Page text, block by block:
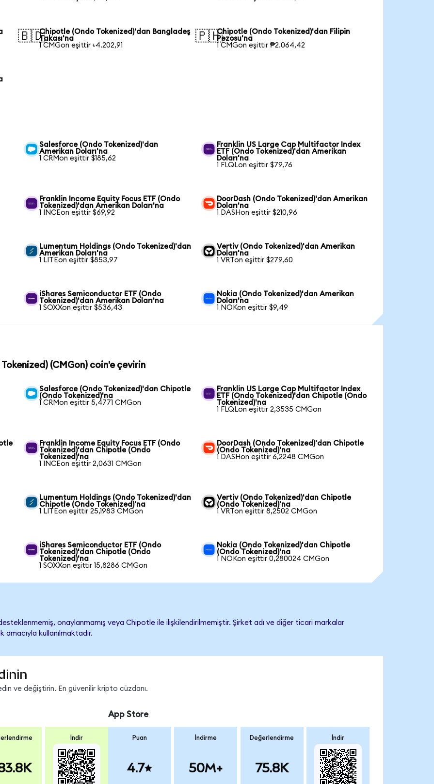
🇧🇩Chipotle (Ondo Tokenized)'dan Bangladeş
Takası'na
1 CMGon eşittir ৳4.202,91
🇵🇭Chipotle (Ondo Tokenized)'dan Filipin
Pezosu'na
1 CMGon eşittir ₱2.064,42
Salesforce (Ondo Tokenized)'dan
Amerikan Doları'na
1 CRMon eşittir $185,62
Franklin US Large Cap Multifactor Index
ETF (Ondo Tokenized)'dan Amerikan
Doları'na
1 FLQLon eşittir $79,76
Franklin Income Equity Focus ETF (Ondo
Tokenized)'dan Amerikan Doları'na
1 INCEon eşittir $69,92
DoorDash (Ondo Tokenized)'dan Amerikan
Doları'na
1 DASHon eşittir $210,96
Lumentum Holdings (Ondo Tokenized)'dan
Amerikan Doları'na
1 LITEon eşittir $853,97
Vertiv (Ondo Tokenized)'dan Amerikan
Doları'na
1 VRTon eşittir $279,60
iShares Semiconductor ETF (Ondo
Tokenized)'dan Amerikan Doları'na
1 SOXXon eşittir $536,43
Nokia (Ondo Tokenized)'dan Amerikan
Doları'na
1 NOKon eşittir $9,49
(CMGon) coin'e çevirin
Salesforce (Ondo Tokenized)'dan Chipotle
(Ondo Tokenized)'na
1 CRMon eşittir 5,4771 CMGon
Franklin US Large Cap Multifactor Index
ETF (Ondo Tokenized)'dan Chipotle (Ondo
Tokenized)'na
1 FLQLon eşittir 2,3535 CMGon
Franklin Income Equity Focus ETF (Ondo
Tokenized)'dan Chipotle (Ondo
Tokenized)'na
1 INCEon eşittir 2,0631 CMGon
DoorDash (Ondo Tokenized)'dan Chipotle
(Ondo Tokenized)'na
1 DASHon eşittir 6,2248 CMGon
Lumentum Holdings (Ondo Tokenized)'dan
Chipotle (Ondo Tokenized)'na
1 LITEon eşittir 25,1983 CMGon
Vertiv (Ondo Tokenized)'dan Chipotle
(Ondo Tokenized)'na
1 VRTon eşittir 8,2502 CMGon
iShares Semiconductor ETF (Ondo
Tokenized)'dan Chipotle (Ondo
Tokenized)'na
1 SOXXon eşittir 15,8286 CMGon
Nokia (Ondo Tokenized)'dan Chipotle
(Ondo Tokenized)'na
1 NOKon eşittir 0,280024 CMGon
onaylanmamış veya Chipotle ile ilişkilendirilmemiştir. Şirket adı ve diğer ticari markalar
amacıyla kullanılmaktadır.
ve değiştirin. En güvenilir kripto cüzdanı.
İndir
App Store
Puan
4.7
İndirme
50M+
Değerlendirme
75.8K
İndir